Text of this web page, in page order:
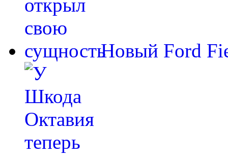
Новый Ford